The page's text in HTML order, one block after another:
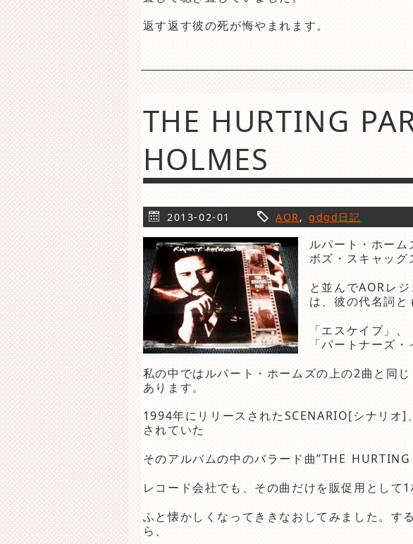
返す返す彼の死が悔やまれます。
THE HURTING
HOLMES
2013-02-01 AOR ,gdgd日記
ルパート・ホー
ボズ・スキャッグ
と並んでAORレ
は、彼の代名詞と
「エスケイプ」
「パートナーズ・
私の中ではルパート・ホームズの上の2曲と同
あります。
1994年にリリースされたSCENARIO[シナリオ
されていた
そのアルバムの中のバラード曲”THE HURTING
レコード会社でも、その曲だけを販促用として1
ふと懐かしくなってききなおしてみました。す
ら、